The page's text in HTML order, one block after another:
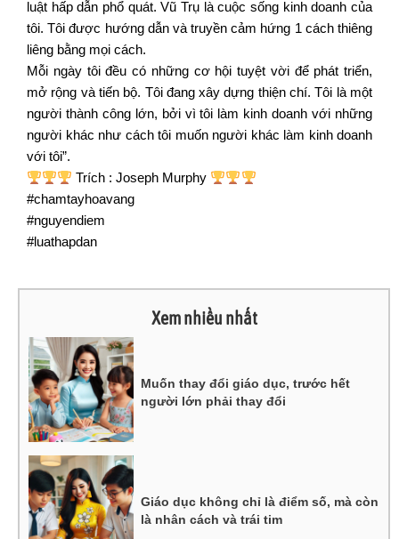
luật hấp dẫn phổ quát. Vũ Trụ là cuộc sống kinh doanh của
tôi. Tôi được hướng dẫn và truyền cảm hứng 1 cách thiêng
liêng bằng mọi cách.
Mỗi ngày tôi đều có những cơ hội tuyệt vời để phát triển,
mở rộng và tiến bộ. Tôi đang xây dựng thiện chí. Tôi là một
người thành công lớn, bởi vì tôi làm kinh doanh với những
người khác như cách tôi muốn người khác làm kinh doanh
với tôi”.
Trích : Joseph Murphy
#chamtayhoavang
#nguyendiem
#luathapdan
Xem nhiều nhất
Muốn thay đổi giáo dục, trước hết
người lớn phải thay đổi
Giáo dục không chỉ là điểm số, mà còn
là nhân cách và trái tim